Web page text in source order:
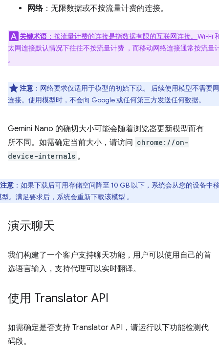
网络：无限数据或不按流量计费的连接。
关键术语 ：按流量计费的连接是指数据有限的互联网连接。 Wi-Fi
太网连接默认情况下往往不按流量计费 ，而移动网络连接通常按流量
。
注意 ：网络要求仅适用于模型的初始下载。 后续使用模型不需要
连接。使用模型时，不会向 Google 或任何第三方发送任何数据。
Gemini Nano 的确切大小可能会随着浏览器更新模型而有
所不同。如需确定当前大小，请访问 chrome://on-
device-internals 。
注意 ：如果下载后可用存储空间降至 10 GB 以下，系统会从您的设备中
。满足要求后，系统会重新下载该模型 。
演示聊天
我们构建了一个客户支持聊天功能，用户可以使用自己的首
选语言输入，支持代理可以实时翻译。
使用 Translator API
如需确定是否支持 Translator API，请运行以下功能检测代
码段。